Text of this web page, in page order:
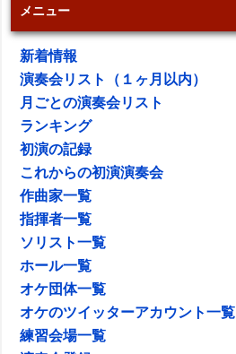
メニュー
新着情報
演奏会リスト（１ヶ月以内）
月ごとの演奏会リスト
ランキング
初演の記録
これからの初演演奏会
作曲家一覧
指揮者一覧
ソリスト一覧
ホール一覧
オケ団体一覧
オケのツイッターアカウント一覧
練習会場一覧